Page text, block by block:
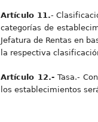
Artículo 11.-
categorías de
Jefatura de Rentas en
la respectiva
Artículo 12.-Tasa.-
los establecimientos